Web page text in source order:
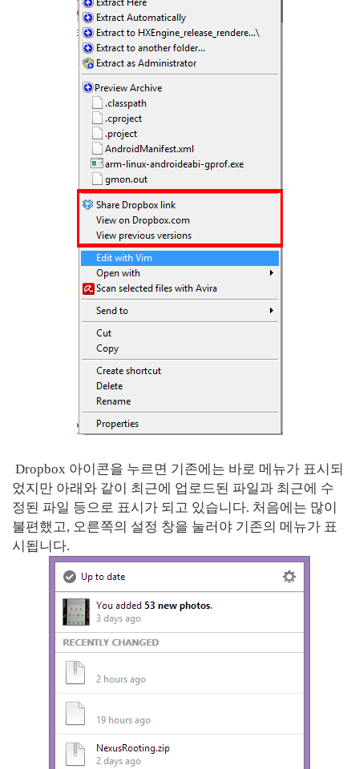
Dropbox 아이콘을 누르면 기존에는 바로 메뉴가 표시되
었지만 아래와 같이 최근에 업로드된 파일과 최근에 수
정된 파일 등으로 표시가 되고 있습니다. 처음에는 많이
불편했고, 오른쪽의 설정 창을 눌러야 기존의 메뉴가 표
시됩니다.